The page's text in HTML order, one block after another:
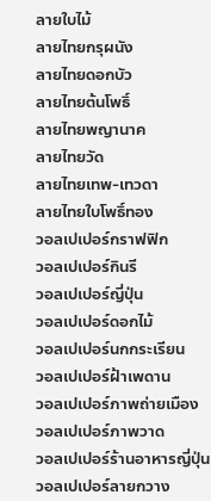
ลายใบไม้
ลายไทยกรุผนัง
ลายไทยดอกบัว
ลายไทยต้นโพธิ์
ลายไทยพญานาค
ลายไทยวัด
ลายไทยเทพ-เทวดา
ลายไทยใบโพธิ์ทอง
วอลเปเปอร์กราฟฟิก
วอลเปเปอร์กินรี
วอลเปเปอร์ญี่ปุ่น
วอลเปเปอร์ดอกไม้
วอลเปเปอร์นกกระเรียน
วอลเปเปอร์ฝ้าเพดาน
วอลเปเปอร์ภาพถ่ายเมือง
วอลเปเปอร์ภาพวาด
วอลเปเปอร์ร้านอาหารญี่ปุ่น
วอลเปเปอร์ลายกวาง